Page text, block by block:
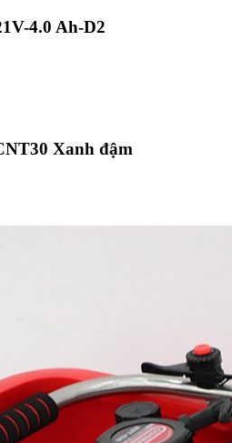
4.0 Ah-D2
Xanh đậm